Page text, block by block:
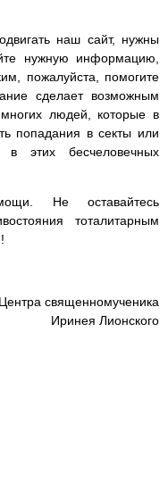
наш сайт, нужны
нужную информацию,
пожалуйста, помогите
сделает возможным
людей, которые в
попадания в секты или
этих бесчеловечных
Не оставайтесь
тоталитарным
священномученика
Иринея Лионского